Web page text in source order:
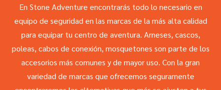
En Stone Adventure encontrarás todo lo necesario en
equipo de seguridad en las marcas de la más alta calidad
para equipar tu centro de aventura. Arneses, cascos,
poleas, cabos de conexión, mosquetones son parte de los
accesorios más comunes y de mayor uso. Con la gran
variedad de marcas que ofrecemos seguramente